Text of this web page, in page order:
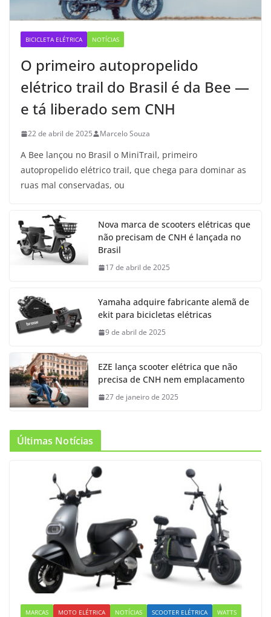
BICICLETA ELÉTRICA NOTÍCIAS
O primeiro autopropelido
elétrico trail do Brasil é da Bee —
e tá liberado sem CNH
22 de abril de 2025 Marcelo Souza
A Bee lançou no Brasil o MiniTrail, primeiro
autopropelido elétrico trail, que chega para dominar as
ruas mal conservadas, ou
Nova marca de scooters elétricas que
não precisam de CNH é lançada no
Brasil
17 de abril de 2025
Yamaha adquire fabricante alemã de
ekit para bicicletas elétricas
9 de abril de 2025
EZE lança scooter elétrica que não
precisa de CNH nem emplacamento
27 de janeiro de 2025
Últimas Notícias
MARCAS MOTO ELÉTRICA NOTÍCIAS SCOOTER ELÉTRICA WATTS